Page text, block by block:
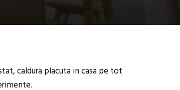
caldura placuta in casa pe tot